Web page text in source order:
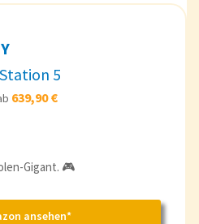
5
639,90 €
Gigant. 🎮
ansehen*